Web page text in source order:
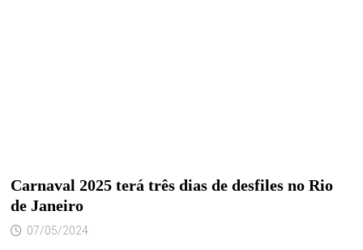
Carnaval 2025 terá três dias de desfiles no Rio
de Janeiro
07/05/2024